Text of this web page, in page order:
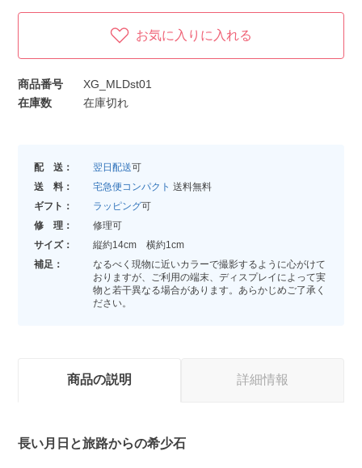
お気に入りに入れる
商品番号
XG_MLDst01
在庫数
在庫切れ
配 送： 翌日配送可
送 料：
宅急便コンパクト 送料無料
ギフト：
ラッピング可
修 理：
修理可
サイズ：
縦約14cm 横約1cm
補足：
なるべく現物に近いカラーで撮影するように心がけて
おりますが、ご利用の端末、ディスプレイによって実
物と若干異なる場合があります。あらかじめご了承く
ださい。
商品の説明 詳細情報
長い月日と旅路からの希少石